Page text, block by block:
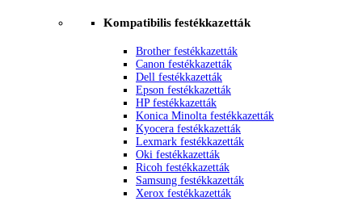
Kompatibilis festékkazetták
Brother festékkazetták
Canon festékkazetták
Dell festékkazetták
Epson festékkazetták
HP festékkazetták
Konica Minolta festékkazetták
Kyocera festékkazetták
Lexmark festékkazetták
Oki festékkazetták
Ricoh festékkazetták
Samsung festékkazetták
Xerox festékkazetták